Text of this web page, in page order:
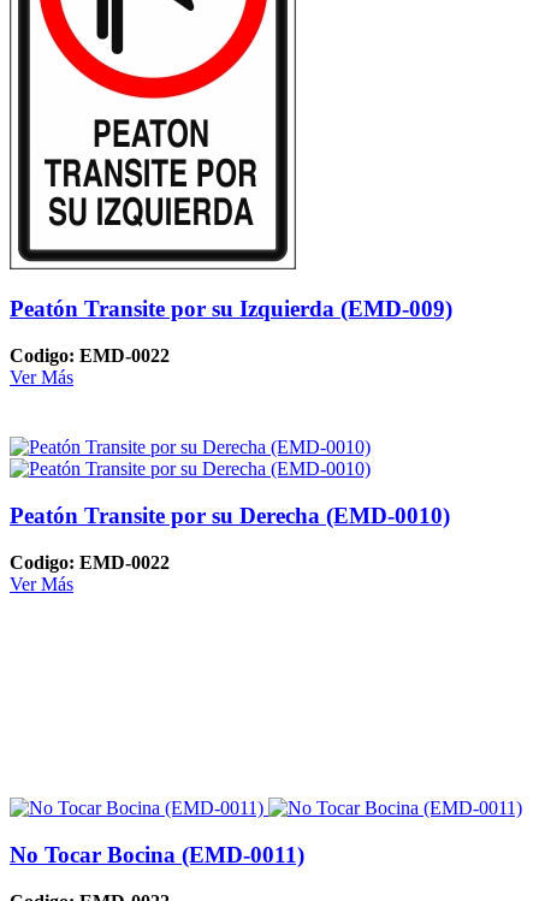
Peatón Transite por su Izquierda (EMD-009)
Codigo: EMD-0022
Ver Más
Peatón Transite por su Derecha (EMD-0010)
Codigo: EMD-0022
Ver Más
No Tocar Bocina (EMD-0011)